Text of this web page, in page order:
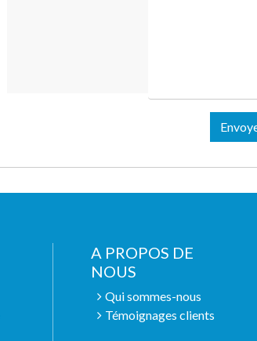
A PROPOS DE
NOUS
Qui sommes-nous
Témoignages clients